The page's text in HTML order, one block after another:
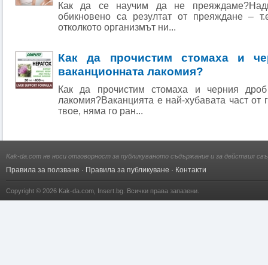
Как да се научим да не
обикновено са резултат от преяждане –
отколкото организмът ни...
Как да прочистим стомаха и
ваканционната лакомия?
Как да прочистим стомаха и черния дроб
лакомия?Ваканцията е най-хубавата част от
твое, няма го ран...
Kak-da.com не носи отговорност за публикуваното съдържание и за действия
Правила за ползване · Правила за публикуване · Контакти
Copyright © 2026 Kak-da.com Insert.bg . Всички права запазени.